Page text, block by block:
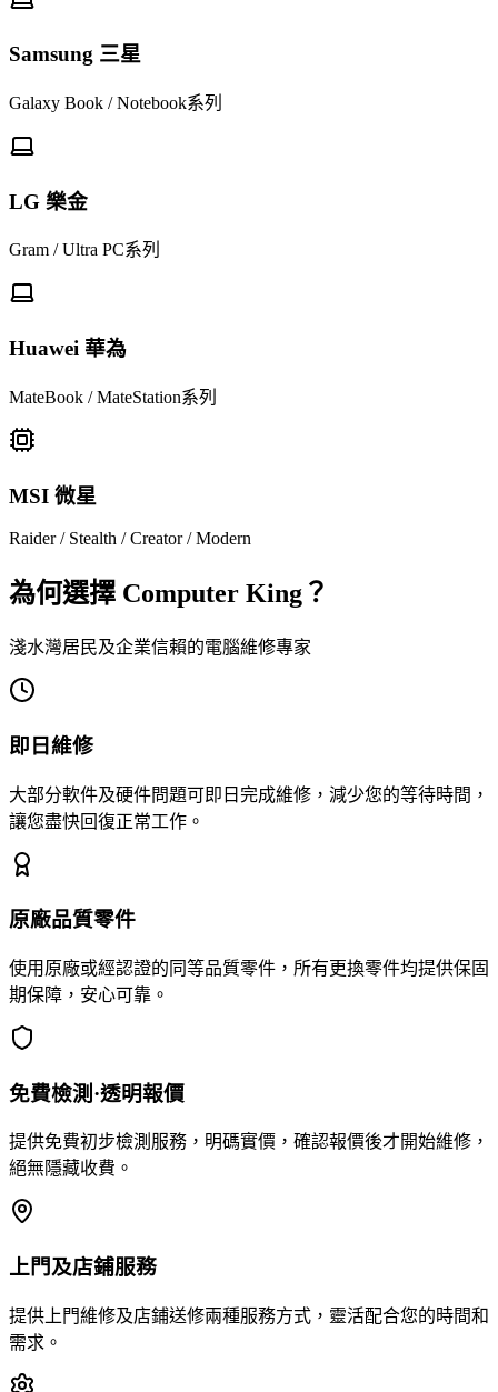
Samsung 三星
Galaxy Book / Notebook系列
LG 樂金
Gram / Ultra PC系列
Huawei 華為
MateBook / MateStation系列
MSI 微星
Raider / Stealth / Creator / Modern
為何選擇 Computer King？
淺水灣居民及企業信賴的電腦維修專家
即日維修
大部分軟件及硬件問題可即日完成維修，減少您的等待時間，
讓您盡快回復正常工作。
原廠品質零件
使用原廠或經認證的同等品質零件，所有更換零件均提供保固
期保障，安心可靠。
免費檢測·透明報價
提供免費初步檢測服務，明碼實價，確認報價後才開始維修，
絕無隱藏收費。
上門及店鋪服務
提供上門維修及店鋪送修兩種服務方式，靈活配合您的時間和
需求。